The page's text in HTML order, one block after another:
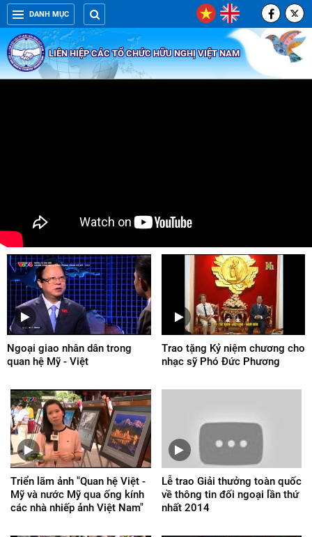
DANH MỤC
LIÊN HIỆP CÁC TỔ CHỨC HỮU NGHỊ VIỆT NAM
Ngoại giao nhân dân trong
quan hệ Mỹ - Việt
Trao tặng Kỷ niệm chương cho
nhạc sỹ Phó Đức Phương
Triển lãm ảnh "Quan hệ Việt -
Mỹ và nước Mỹ qua ống kính
các nhà nhiếp ảnh Việt Nam"
Lễ trao Giải thưởng toàn quốc
về thông tin đối ngoại lần thứ
nhất 2014